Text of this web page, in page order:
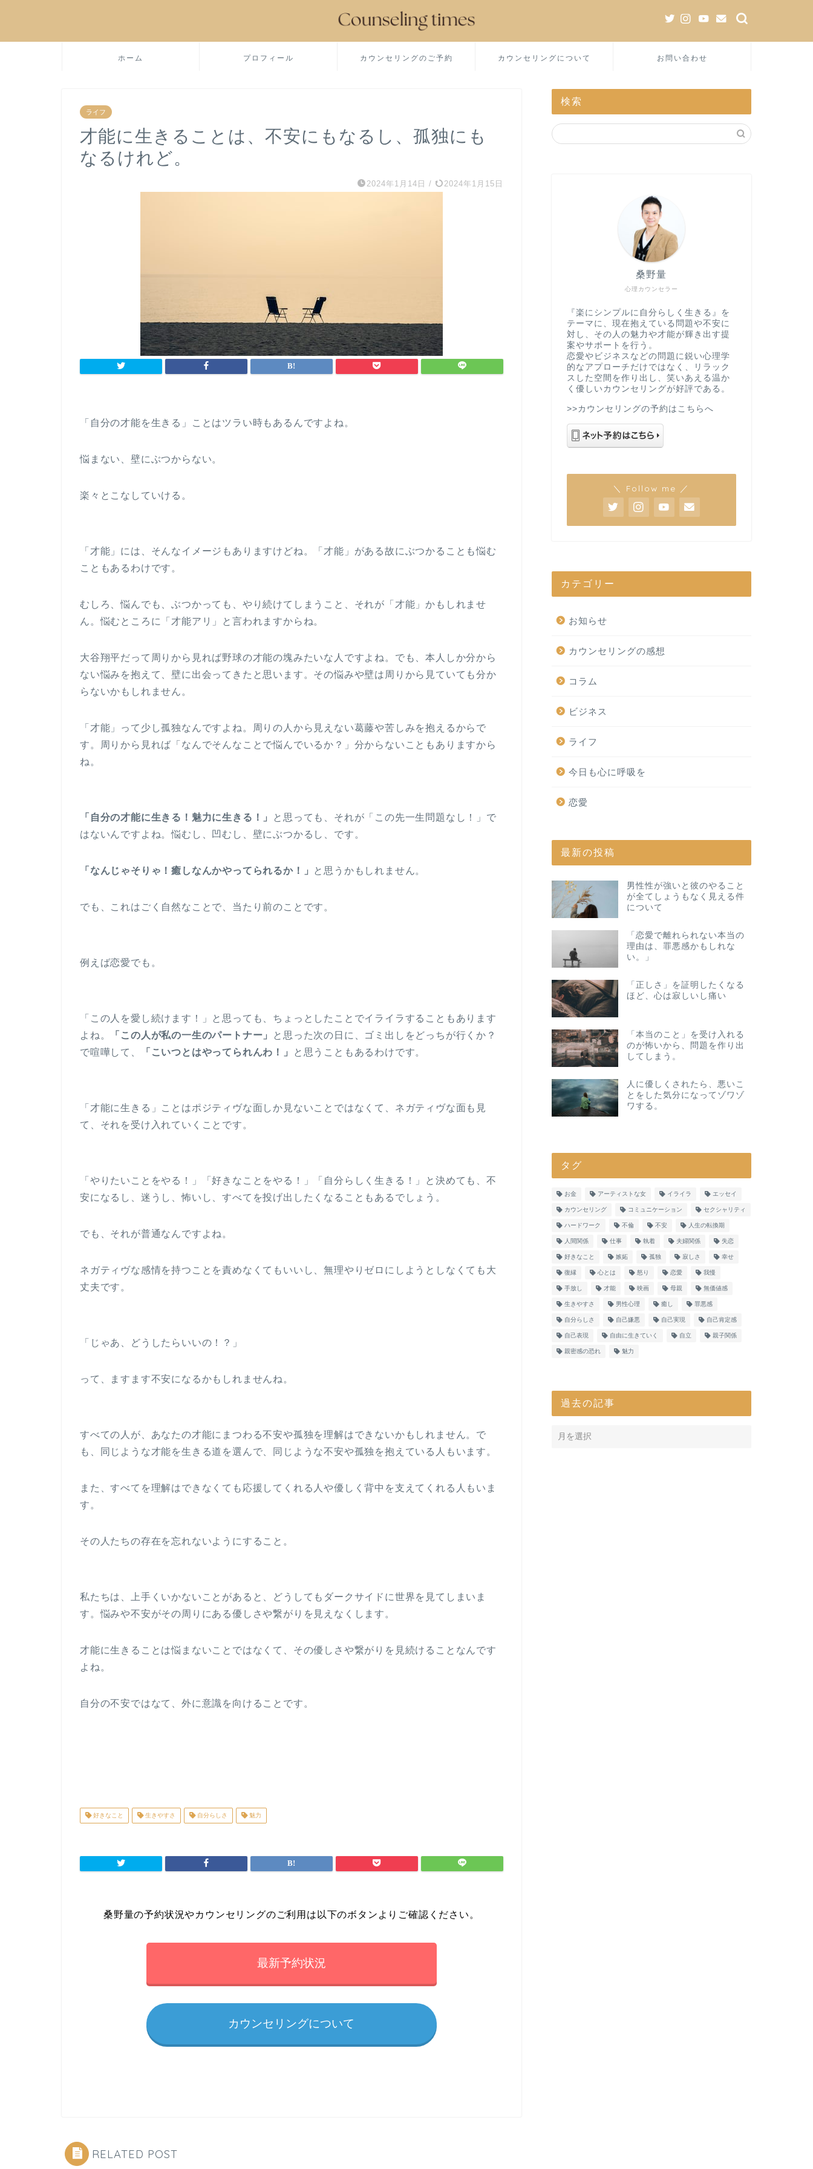
ホーム プロフィール カウンセリングのご予約 カウンセリングについて お問い合わせ
ライフ
才能に生きることは、不安にもなるし、孤独にも
なるけれど。
2024年1月14日 / 2024年1月15日
「自分の才能を生きる」ことはツラい時もあるんですよね。
悩まない、壁にぶつからない。
楽々とこなしていける。
「才能」には、そんなイメージもありますけどね。「才能」がある故にぶつかることも悩む
こともあるわけです。
むしろ、悩んでも、ぶつかっても、やり続けてしまうこと、それが「才能」かもしれませ
ん。悩むところに「才能アリ」と言われますからね。
大谷翔平だって周りから見れば野球の才能の塊みたいな人ですよね。でも、本人しか分から
ない悩みを抱えて、壁に出会ってきたと思います。その悩みや壁は周りから見ていても分か
らないかもしれません。
「才能」って少し孤独なんですよね。周りの人から見えない葛藤や苦しみを抱えるからで
す。周りから見れば「なんでそんなことで悩んでいるか？」分からないこともありますから
ね。
「自分の才能に生きる！魅力に生きる！」
と思っても、それが「この先一生問題なし！」で
はないんですよね。悩むし、凹むし、壁にぶつかるし、です。
「なんじゃそりゃ！癒しなんかやってられるか！」 と思うかもしれません。
でも、これはごく自然なことで、当たり前のことです。
例えば恋愛でも。
「この人を愛し続けます！」と思っても、ちょっとしたことでイライラすることもあります
よね。
「この人が私の一生のパートナー」
と思った次の日に、ゴミ出しをどっちが行くか？
で喧嘩して、
「こいつとはやってられんわ！」 と思うこともあるわけです。
「才能に生きる」ことはポジティヴな面しか見ないことではなくて、ネガティヴな面も見
て、それを受け入れていくことです。
「やりたいことをやる！」「好きなことをやる！」「自分らしく生きる！」と決めても、不
安になるし、迷うし、怖いし、すべてを投げ出したくなることもあるでしょう。
でも、それが普通なんですよね。
ネガティヴな感情を持つことを責めなくてもいいし、無理やりゼロにしようとしなくても大
丈夫です。
「じゃあ、どうしたらいいの！？」
って、ますます不安になるかもしれませんね。
すべての人が、あなたの才能にまつわる不安や孤独を理解はできないかもしれません。で
も、同じような才能を生きる道を選んで、同じような不安や孤独を抱えている人もいます。
また、すべてを理解はできなくても応援してくれる人や優しく背中を支えてくれる人もいま
す。
その人たちの存在を忘れないようにすること。
私たちは、上手くいかないことがあると、どうしてもダークサイドに世界を見てしまいま
す。悩みや不安がその周りにある優しさや繋がりを見えなくします。
才能に生きることは悩まないことではなくて、その優しさや繋がりを見続けることなんです
よね。
自分の不安ではなて、外に意識を向けることです。
好きなこと 生きやすさ 自分らしさ 魅力
桑野量の予約状況やカウンセリングのご利用は以下のボタンよりご確認ください。
最新予約状況
カウンセリングについて
RELATED POST
検索
心理カウンセラー
桑野量
『楽にシンプルに自分らしく生きる』を
テーマに、現在抱えている問題や不安に
対し、その人の魅力や才能が輝き出す提
案やサポートを行う。
恋愛やビジネスなどの問題に鋭い心理学
的なアプローチだけではなく、リラック
スした空間を作り出し、笑いあえる温か
く優しいカウンセリングが好評である。
>>カウンセリングの予約はこちらへ
＼ Follow me ／
カテゴリー
お知らせ
カウンセリングの感想
コラム
ビジネス
ライフ
今日も心に呼吸を
恋愛
最新の投稿
男性性が強いと彼のやること
が全てしょうもなく見える件
について
「恋愛で離れられない本当の
理由は、罪悪感かもしれな
い。」
「正しさ」を証明したくなる
ほど、心は寂しいし痛い
「本当のこと」を受け入れる
のが怖いから、問題を作り出
してしまう。
人に優しくされたら、悪いこ
とをした気分になってゾワゾ
ワする。
タグ
お金 アーティストな女 イライラ エッセイ
カウンセリング コミュニケーション セクシャリティ
ハードワーク 不倫 不安 人生の転換期
人間関係 仕事 執着 夫婦関係 失恋
好きなこと 嫉妬 孤独 寂しさ 幸せ
復縁 心とは 怒り 恋愛 我慢
手放し 才能 映画 母親 無価値感
生きやすさ 男性心理 癒し 罪悪感
自分らしさ 自己嫌悪 自己実現 自己肯定感
自己表現 自由に生きていく 自立 親子関係
親密感の恐れ 魅力
過去の記事